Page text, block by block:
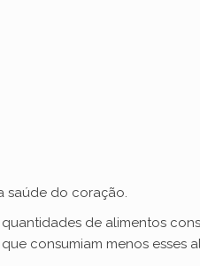
saúde do coração.
de alimentos
consumiam menos esses